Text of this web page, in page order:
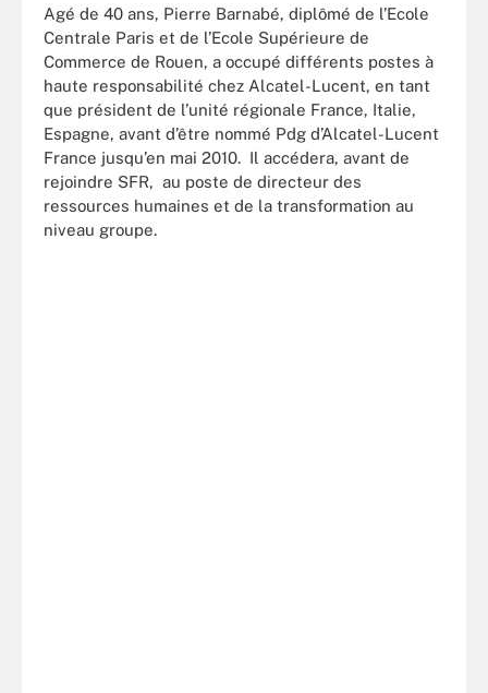
Agé de 40 ans, Pierre Barnabé, diplômé de l’Ecole
Centrale Paris et de l’Ecole Supérieure de
Commerce de Rouen, a occupé différents postes à
haute responsabilité chez Alcatel-Lucent, en tant
que président de l’unité régionale France, Italie,
Espagne, avant d’être nommé Pdg d’Alcatel-Lucent
France jusqu’en mai 2010. Il accédera, avant de
rejoindre SFR, au poste de directeur des
ressources humaines et de la transformation au
niveau groupe.